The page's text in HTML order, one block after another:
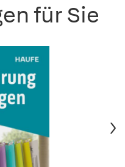
für Sie